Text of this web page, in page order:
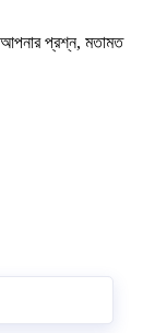
প্রশ্ন, মতামত